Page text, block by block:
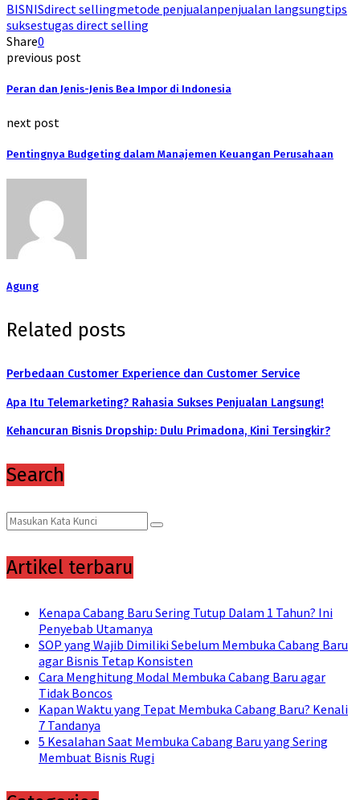
BISNISdirect sellingmetode penjualanpenjualan langsungtips
suksestugas direct selling
Share0
previous post
Peran dan Jenis-Jenis Bea Impor di Indonesia
next post
Pentingnya Budgeting dalam Manajemen Keuangan Perusahaan
Agung
Related posts
Perbedaan Customer Experience dan Customer Service
Apa Itu Telemarketing? Rahasia Sukses Penjualan Langsung!
Kehancuran Bisnis Dropship: Dulu Primadona, Kini Tersingkir?
Search
Search
for:
Search
Artikel terbaru
Kenapa Cabang Baru Sering Tutup Dalam 1 Tahun? Ini
Penyebab Utamanya
SOP yang Wajib Dimiliki Sebelum Membuka Cabang Baru
agar Bisnis Tetap Konsisten
Cara Menghitung Modal Membuka Cabang Baru agar
Tidak Boncos
Kapan Waktu yang Tepat Membuka Cabang Baru? Kenali
7 Tandanya
5 Kesalahan Saat Membuka Cabang Baru yang Sering
Membuat Bisnis Rugi